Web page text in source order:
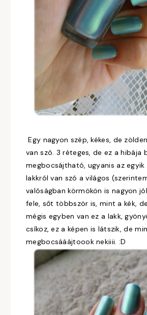
Egy nagyon szép, kékes, de
van szó. 3 réteges, de ez a hibája
megbocsájtható, ugyanis az egyik
lakkról van szó a világos
valóságban körmökön is nagyon
fele, sőt többször is, mint a kék,
mégis egyben van ez a lakk,
csíkoz, ez a képen is látszik, de
megbocsááájtoook nekiiii. :D